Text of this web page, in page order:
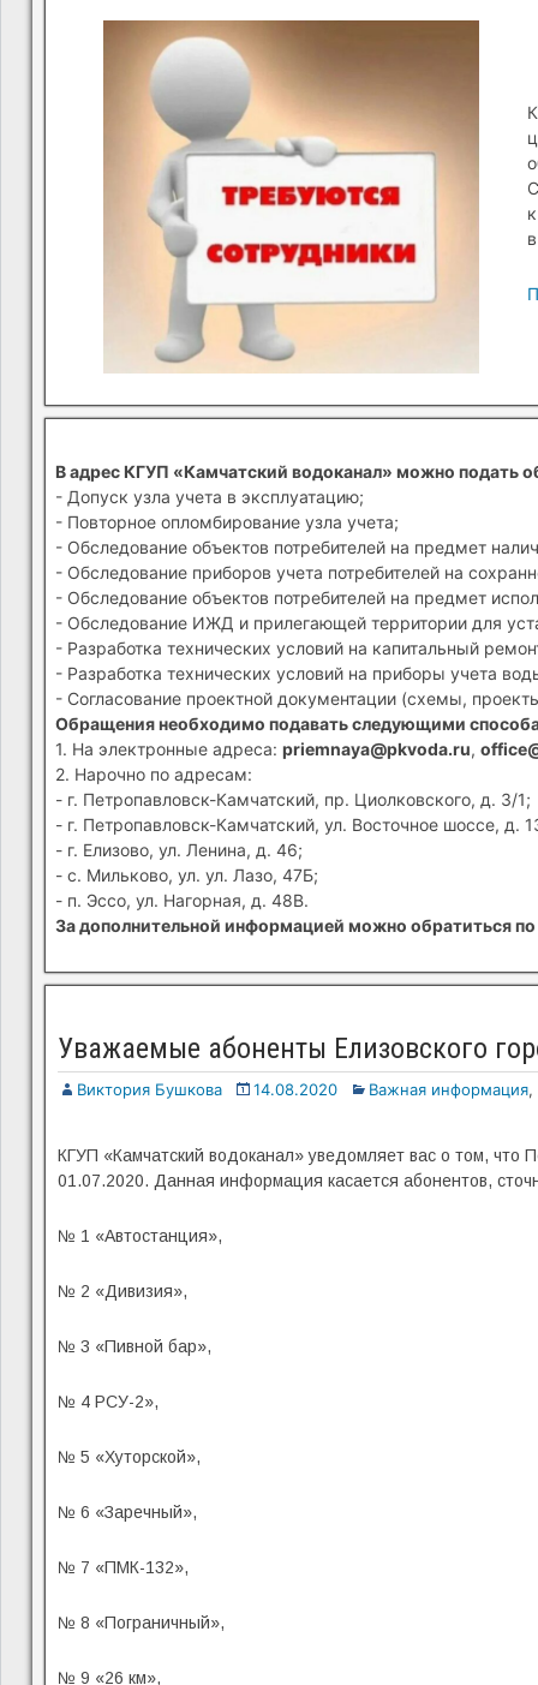
В адрес КГУП «Камчатский водоканал» можно подать
- Допуск узла учета в эксплуатацию;
- Повторное опломбирование узла учета;
- Обследование объектов потребителей на предмет
- Обследование приборов учета потребителей на
- Обследование объектов потребителей на предмет
- Обследование ИЖД и прилегающей территории для
- Разработка технических условий на капитальный
- Разработка технических условий на приборы учета
- Согласование проектной документации (схемы,
Обращения необходимо подавать следующими
1. На электронные адреса: priemnaya@pkvoda.ru,
2. Нарочно по адресам:
- г. Петропавловск-Камчатский, пр. Циолковского, д. 3/1;
- г. Петропавловск-Камчатский, ул. Восточное шоссе, д.
- г. Елизово, ул. Ленина, д. 46;
- с. Мильково, ул. ул. Лазо, 47Б;
- п. Эссо, ул. Нагорная, д. 48В.
За дополнительной информацией можно обратиться
Уважаемые абоненты Елизовского
Виктория Бушкова 14.08.2020 Важная информация,
КГУП «Камчатский водоканал» уведомляет вас о том, что
01.07.2020. Данная информация касается абонентов,
№ 1 «Автостанция»,
№ 2 «Дивизия»,
№ 3 «Пивной бар»,
№ 4 РСУ-2»,
№ 5 «Хуторской»,
№ 6 «Заречный»,
№ 7 «ПМК-132»,
№ 8 «Пограничный»,
№ 9 «26 км»,